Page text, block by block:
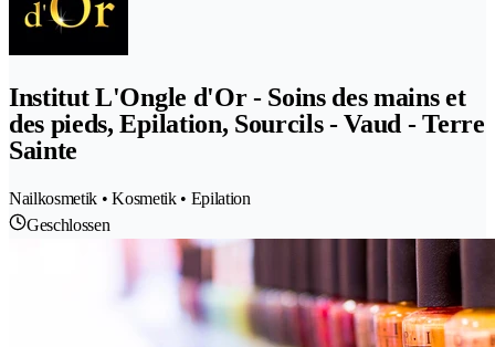
Institut L'Ongle d'Or - Soins des mains et
des pieds, Epilation, Sourcils - Vaud - Terre
Sainte
Nailkosmetik • Kosmetik • Epilation
Geschlossen